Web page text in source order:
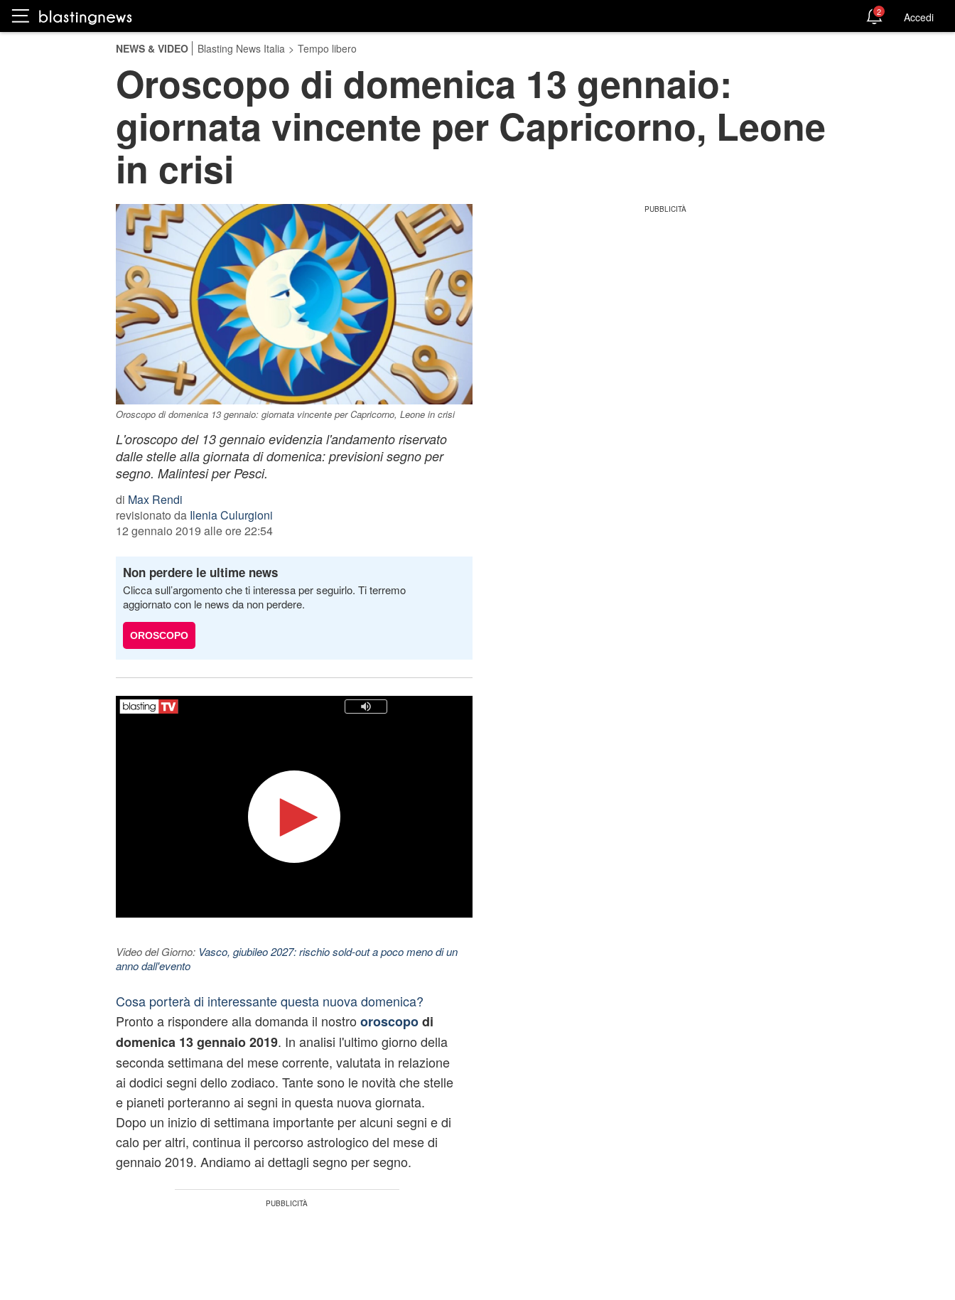
2 Accedi
NEWS & VIDEO Blasting News Italia > Tempo libero
Oroscopo di domenica 13 gennaio:
giornata vincente per Capricorno, Leone
in crisi
Oroscopo di domenica 13 gennaio: giornata vincente per Capricorno, Leone in crisi
L'oroscopo del 13 gennaio evidenzia l'andamento riservato
dalle stelle alla giornata di domenica: previsioni segno per
segno. Malintesi per Pesci.
di Max Rendi
revisionato da Ilenia Culurgioni
12 gennaio 2019 alle ore 22:54
Non perdere le ultime news
Clicca sull’argomento che ti interessa per seguirlo. Ti terremo
aggiornato con le news da non perdere.
OROSCOPO
Video del Giorno: Vasco, giubileo 2027: rischio sold-out a poco meno di un
anno dall'evento
Cosa porterà di interessante questa nuova domenica?
Pronto a rispondere alla domanda il nostro oroscopodi
domenica 13 gennaio 2019. In analisi l'ultimo giorno della
seconda settimana del mese corrente, valutata in relazione
ai dodici segni dello zodiaco. Tante sono le novità che stelle
e pianeti porteranno ai segni in questa nuova giornata.
Dopo un inizio di settimana importante per alcuni segni e di
calo per altri, continua il percorso astrologico del mese di
gennaio 2019. Andiamo ai dettagli segno per segno.